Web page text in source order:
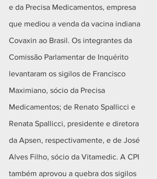
e da Precisa Medicamentos, empresa
que mediou a venda da vacina indiana
Covaxin ao Brasil. Os integrantes da
Comissão Parlamentar de Inquérito
levantaram os sigilos de Francisco
Maximiano, sócio da Precisa
Medicamentos; de Renato Spallicci e
Renata Spallicci, presidente e diretora
da Apsen, respectivamente, e de José
Alves Filho, sócio da Vitamedic. A CPI
também aprovou a quebra dos sigilos